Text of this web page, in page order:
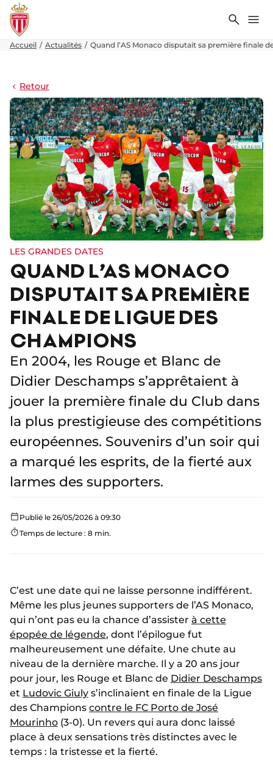
Accueil Actualités Quand l’AS Monaco disputait sa première finale
Retour
LES GRANDES DATES
QUAND L’AS MONACO
DISPUTAIT SA PREMIÈRE
FINALE DE LIGUE DES
CHAMPIONS
En 2004, les Rouge et Blanc de
Didier Deschamps s’apprêtaient à
jouer la première finale du Club dans
la plus prestigieuse des compétitions
européennes. Souvenirs d’un soir qui
a marqué les esprits, de la fierté aux
larmes des supporters.
Publié le 26/05/2026 à 09:30
Temps de lecture : 8 min.
C’est une date qui ne laisse personne indifférent.
Même les plus jeunes supporters de l’AS Monaco,
qui n’ont pas eu la chance d’assister à cette
épopée de légende, dont l’épilogue fut
malheureusement une défaite. Une chute au
niveau de la dernière marche. Il y a 20 ans jour
pour jour, les Rouge et Blanc de Didier Deschamps
et Ludovic Giuly s’inclinaient en finale de la Ligue
des Champions contre le FC Porto de José
Mourinho (3-0). Un revers qui aura donc laissé
place à deux sensations très distinctes avec le
temps : la tristesse et la fierté.